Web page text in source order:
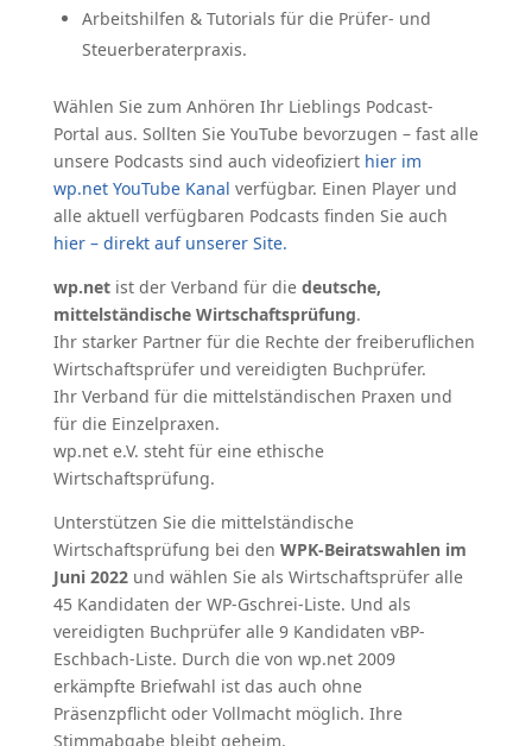
Arbeitshilfen & Tutorials für die Prüfer- und
Steuerberaterpraxis.
Wählen Sie zum Anhören Ihr Lieblings Podcast-
Portal aus. Sollten Sie YouTube bevorzugen – fast alle
unsere Podcasts sind auch videofiziert hier im
wp.net YouTube Kanal verfügbar. Einen Player und
alle aktuell verfügbaren Podcasts finden Sie auch
hier – direkt auf unserer Site.
wp.netist der Verband für die deutsche,
mittelständische Wirtschaftsprüfung.
Ihr starker Partner für die Rechte der freiberuflichen
Wirtschaftsprüfer und vereidigten Buchprüfer.
Ihr Verband für die mittelständischen Praxen und
für die Einzelpraxen.
wp.net e.V. steht für eine ethische
Wirtschaftsprüfung.
Unterstützen Sie die mittelständische
Wirtschaftsprüfung bei den WPK-Beiratswahlen im
Juni 2022und wählen Sie als Wirtschaftsprüfer alle
45 Kandidaten der WP-Gschrei-Liste. Und als
vereidigten Buchprüfer alle 9 Kandidaten vBP-
Eschbach-Liste. Durch die von wp.net 2009
erkämpfte Briefwahl ist das auch ohne
Präsenzpflicht oder Vollmacht möglich. Ihre
Stimmabgabe bleibt geheim.